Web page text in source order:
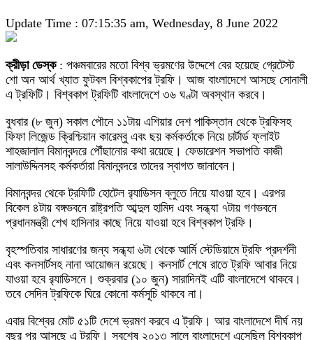
Update Time : 07:15:35 am, Wednesday, 8 June 2022
ক্রীড়া ডেস্ক: পঞ্চমবারের মতো বিশ্ব ভ্রমণের উদ্দেশে বের হয়েছে গ্রেটেস্ট
শো অন আর্থ খ্যাত ফুটবল বিশ্বকাপের ট্রফি। আজ বাংলাদেশে আসছে সোনালী
এ ট্রফিটি। বিশ্বকাপ ট্রফিটি বাংলাদেশে ৩৬ ঘণ্টা অবস্থান করবে।
বুধবার (৮ জুন) সকাল পৌনে ১১টায় এশিয়ার দেশ পাকিস্তান থেকে ট্রফিসহ
ফিফা লিজেন্ড ক্রিশ্চিয়ান কারেম্বু এবং ছয় কর্মকর্তাকে নিয়ে চার্টার্ড ফ্লাইট
শাহজালাল বিমানবন্দরে পৌঁছানোর কথা রয়েছে। ফেডারেশন সভাপতি কাজী
সালাউদ্দিনসহ কর্মকর্তারা বিমানবন্দরে তাদের স্বাগত জানাবেন।
বিমানবন্দর থেকে ট্রফিটি হোটেল র‍্যাডিসন ব্লুতে নিয়ে যাওয়া হবে। এরপর
বিকেল ৪টায় বঙ্গভবনে রাষ্ট্রপতি আব্দুল হামিদ এবং সন্ধ্যা ৭টায় গণভবনে
প্রধানমন্ত্রী শেখ হাসিনার কাছে নিয়ে যাওয়া হবে বিশ্বকাপ ট্রফি।
বৃহস্পতিবার সাধারণের জন্য সন্ধ্যা ৬টা থেকে আর্মি স্টেডিয়ামে ট্রফি প্রদর্শনী
এবং কনসার্টসহ নানা আয়োজন রয়েছে। কনসার্ট শেষে রাতে ট্রফি আবার নিয়ে
যাওয়া হবে র‍্যাডিসনে। শুক্রবার (১০ জুন) সারাদিনই এটি বাংলাদেশে থাকবে।
তবে সেদিন ট্রফিকে ঘিরে কোনো কর্মসূচি থাকবে না।
এবার বিশ্বের মোট ৫১টি দেশে ভ্রমণ করবে এ ট্রফি। আর বাংলাদেশে দীর্ঘ নয়
বছর পর আসছে এ ট্রফি। সবশেষ ২০১৩ সালে বাংলাদেশে এসেছিল বিশ্বকাপ